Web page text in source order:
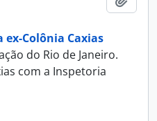
ex-Colônia Caxias
do Rio de Janeiro.
com a Inspetoria